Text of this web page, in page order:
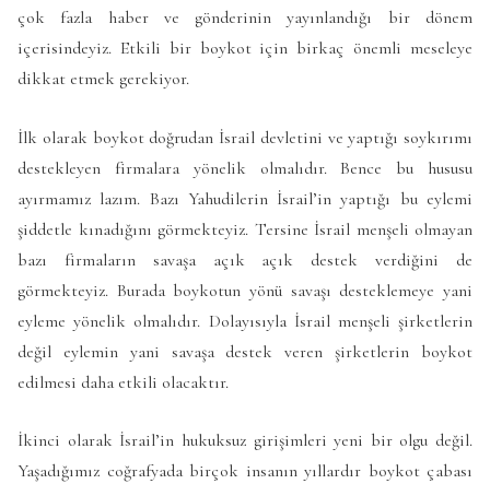
çok fazla haber ve gönderinin yayınlandığı bir dönem
içerisindeyiz. Etkili bir boykot için birkaç önemli meseleye
dikkat etmek gerekiyor.
İlk olarak boykot doğrudan İsrail devletini ve yaptığı soykırımı
destekleyen firmalara yönelik olmalıdır. Bence bu hususu
ayırmamız lazım. Bazı Yahudilerin İsrail’in yaptığı bu eylemi
şiddetle kınadığını görmekteyiz. Tersine İsrail menşeli olmayan
bazı firmaların savaşa açık açık destek verdiğini de
görmekteyiz. Burada boykotun yönü savaşı desteklemeye yani
eyleme yönelik olmalıdır. Dolayısıyla İsrail menşeli şirketlerin
değil eylemin yani savaşa destek veren şirketlerin boykot
edilmesi daha etkili olacaktır.
İkinci olarak İsrail’in hukuksuz girişimleri yeni bir olgu değil.
Yaşadığımız coğrafyada birçok insanın yıllardır boykot çabası